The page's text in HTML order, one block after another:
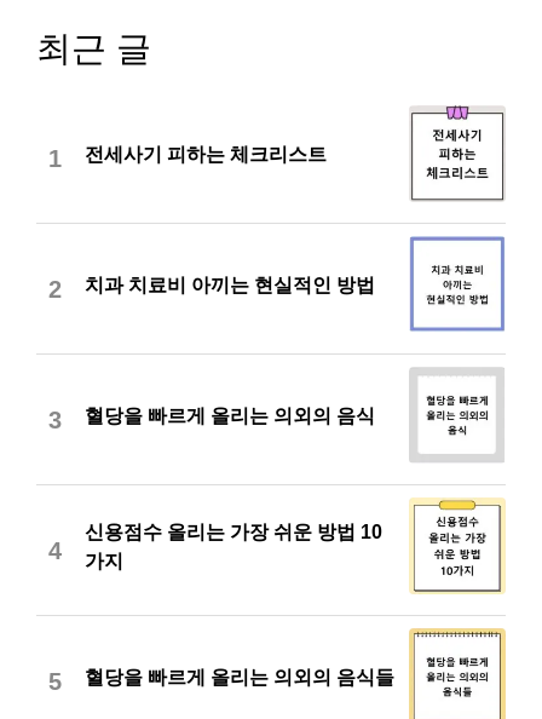
최근 글
1 전세사기 피하는 체크리스트
2 치과 치료비 아끼는 현실적인 방법
3 혈당을 빠르게 올리는 의외의 음식
4
신용점수 올리는 가장 쉬운 방법 10
가지
5 혈당을 빠르게 올리는 의외의 음식들